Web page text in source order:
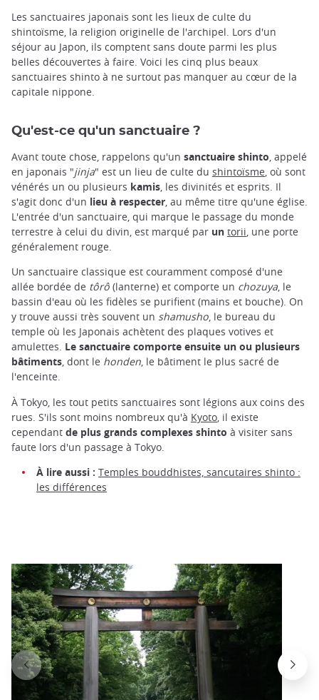
Les sanctuaires japonais sont les lieux de culte du
shintoïsme, la religion originelle de l'archipel. Lors d'un
séjour au Japon, ils comptent sans doute parmi les plus
belles découvertes à faire. Voici les cinq plus beaux
sanctuaires shinto à ne surtout pas manquer au cœur de la
capitale nippone.
Qu'est-ce qu'un sanctuaire ?
Avant toute chose, rappelons qu'un sanctuaire shinto, appelé
en japonais "jinja" est un lieu de culte du shintoïsme, où sont
vénérés un ou plusieurs kamis, les divinités et esprits. Il
s'agit donc d'un lieu à respecter, au même titre qu'une église.
L'entrée d'un sanctuaire, qui marque le passage du monde
terrestre à celui du divin, est marqué par un torii, une porte
généralement rouge.
Un sanctuaire classique est couramment composé d'une
allée bordée de tôrô (lanterne) et comporte un chozuya, le
bassin d'eau où les fidèles se purifient (mains et bouche). On
y trouve aussi très souvent un shamusho, le bureau du
temple où les Japonais achètent des plaques votives et
amulettes. Le sanctuaire comporte ensuite un ou plusieurs
bâtiments, dont le honden, le bâtiment le plus sacré de
l'enceinte.
À Tokyo, les tout petits sanctuaires sont légions aux coins des
rues. S'ils sont moins nombreux qu'à Kyoto , il existe
cependant de plus grands complexes shinto à visiter sans
faute lors d'un passage à Tokyo.
À lire aussi : Temples bouddhistes, sancutaires shinto :
les différences